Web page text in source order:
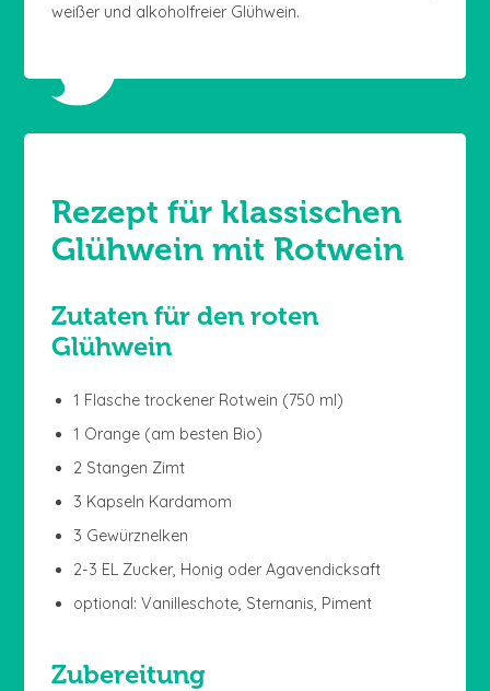
weißer und alkoholfreier Glühwein.
Rezept für klassischen
Glühwein mit Rotwein
Zutaten für den roten
Glühwein
1 Flasche trockener Rotwein (750 ml)
1 Orange (am besten Bio)
2 Stangen Zimt
3 Kapseln Kardamom
3 Gewürznelken
2-3 EL Zucker, Honig oder Agavendicksaft
optional: Vanilleschote, Sternanis, Piment
Zubereitung